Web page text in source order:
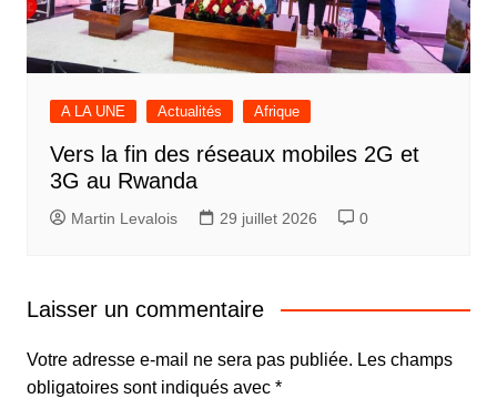
A LA UNE Actualités Afrique
Vers la fin des réseaux mobiles 2G et
3G au Rwanda
Martin Levalois 29 juillet 2026 0
Laisser un commentaire
Votre adresse e-mail ne sera pas publiée. Les champs
obligatoires sont indiqués avec *